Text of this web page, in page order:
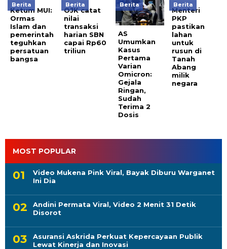
Berita
Ketum MUI:
Ormas
Islam dan
pemerintah
teguhkan
persatuan
bangsa
Berita
OJK catat
nilai
transaksi
harian SBN
capai Rp60
triliun
Berita
AS
Umumkan
Kasus
Pertama
Varian
Omicron:
Gejala
Ringan,
Sudah
Terima 2
Dosis
Berita
Menteri
PKP
pastikan
lahan
untuk
rusun di
Tanah
Abang
milik
negara
MOST POPULAR
Video Mukena Pink Viral, Bayak Diburu Warganet
Ini Dia
Andini Permata Viral, Video 2 Menit 31 Detik
Disorot
Asuransi Askrida Perkuat Kepercayaan Publik
Lewat Kinerja dan Inovasi